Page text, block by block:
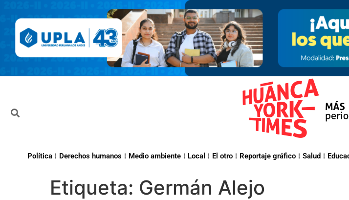
Política Derechos humanos Medio ambiente Local El otro Reportaje gráfico Salud
Etiqueta: Germán Alejo